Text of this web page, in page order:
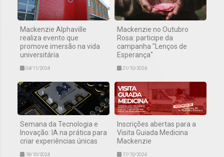
Mackenzie Alphaville
realiza evento que
promove imersão na vida
universitária
04/11/2024
Mackenzie no Outubro
Rosa: participe da
campanha "Lenços de
Esperança"
21/10/2024
Semana da Tecnologia e
Inovação: IA na prática para
criar experiências únicas
18/10/2024
Inscrições abertas para a
Visita Guiada Medicina
Mackenzie
17/10/2024